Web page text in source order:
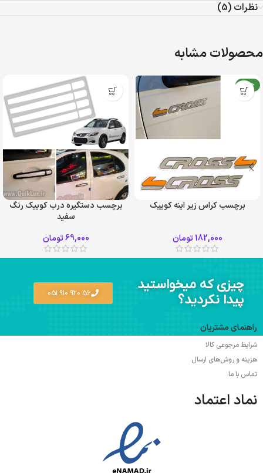
نظرات (5)
محصولات مشابه
جدید
برچسب کراس زیر اینه کوییک
182,000تومان
برچسب دستگیره درب کوییک رنگ
سفید
69,000تومان
چیزی که میخواستید
پیدا نکردید؟
56 920 910 051
راهنمای مشتریان
شرایط مرجوعی کالا
هزینه و روش‌های ارسال
تماس با ما
نماد اعتماد